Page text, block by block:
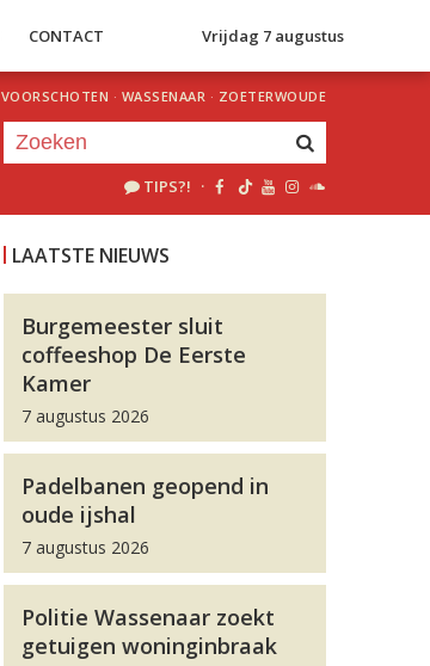
CONTACT Vrijdag 7 augustus
VOORSCHOTEN · WASSENAAR · ZOETERWOUDE
TIPS?! ·
LAATSTE NIEUWS
Burgemeester sluit
coffeeshop De Eerste
Kamer
7 augustus 2026
Padelbanen geopend in
oude ijshal
7 augustus 2026
Politie Wassenaar zoekt
getuigen woninginbraak